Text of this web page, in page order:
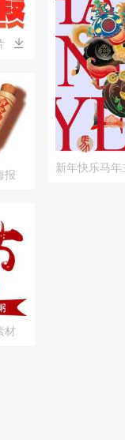
报
材
新年快乐马